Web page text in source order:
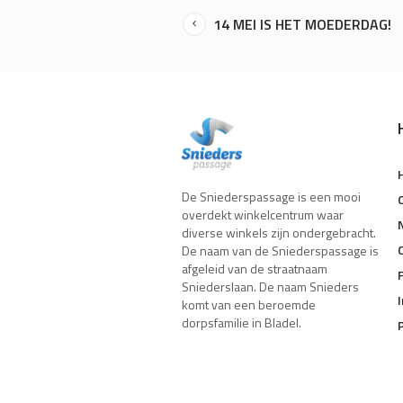
14 MEI IS HET MOEDERDAG!
De Sniederspassage is een mooi
overdekt winkelcentrum waar
diverse winkels zijn ondergebracht.
De naam van de Sniederspassage is
afgeleid van de straatnaam
Sniederslaan. De naam Snieders
komt van een beroemde
dorpsfamilie in Bladel.